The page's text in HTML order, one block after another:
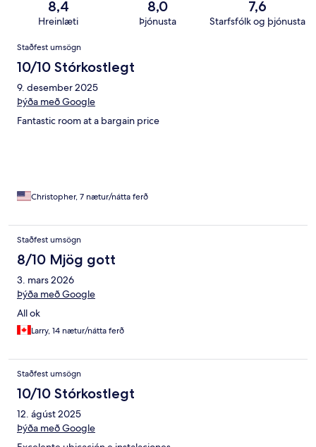
8,4
Hreinlæti
8,0
Þjónusta
7,6
Starfsfólk og þjónusta
Umsagnir
Staðfest umsögn
10/10 Stórkostlegt
9. desember 2025
Þýða með Google
Fantastic room at a bargain price
Christopher, 7 nætur/nátta ferð
Staðfest umsögn
8/10 Mjög gott
3. mars 2026
Þýða með Google
All ok
Larry, 14 nætur/nátta ferð
Staðfest umsögn
10/10 Stórkostlegt
12. ágúst 2025
Þýða með Google